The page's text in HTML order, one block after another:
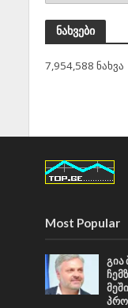
ნახვები
7,954,588 ნახვა
Most Popular
გია